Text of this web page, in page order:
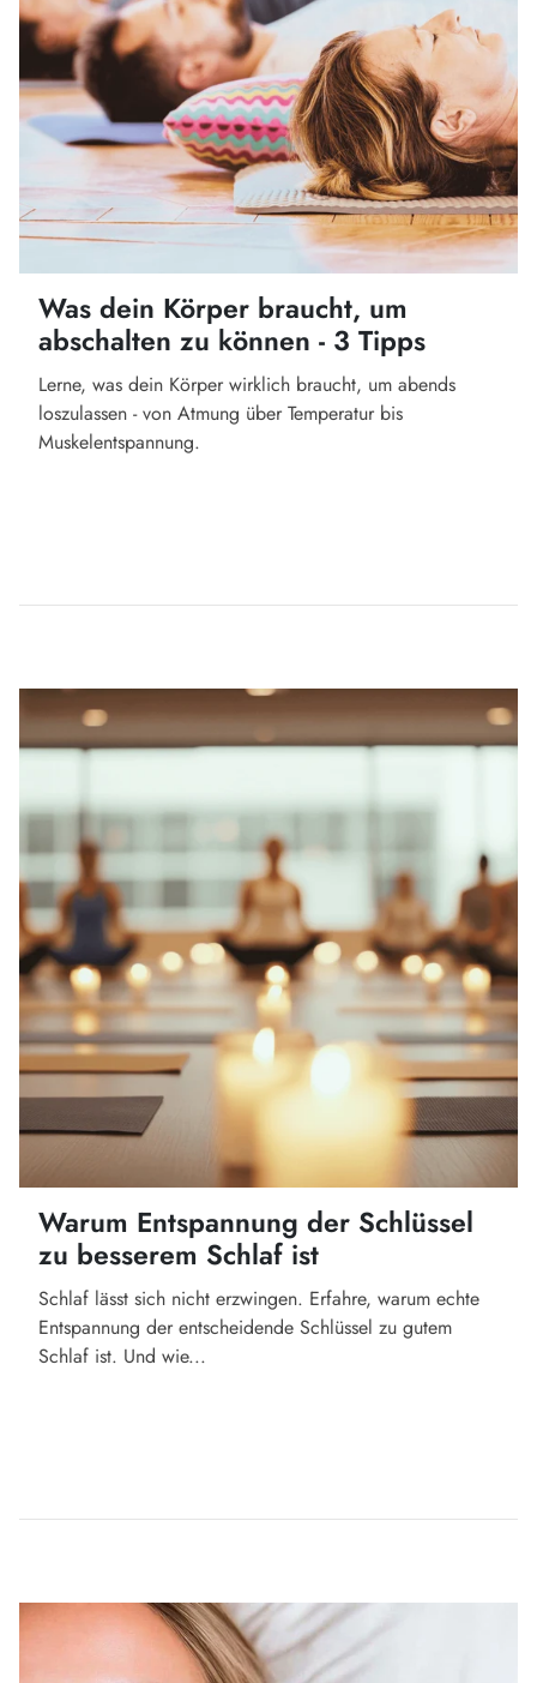
Was dein Körper braucht, um
abschalten zu können - 3 Tipps
Lerne, was dein Körper wirklich braucht, um abends
loszulassen - von Atmung über Temperatur bis
Muskelentspannung.
Warum Entspannung der Schlüssel
zu besserem Schlaf ist
Schlaf lässt sich nicht erzwingen. Erfahre, warum echte
Entspannung der entscheidende Schlüssel zu gutem
Schlaf ist. Und wie...